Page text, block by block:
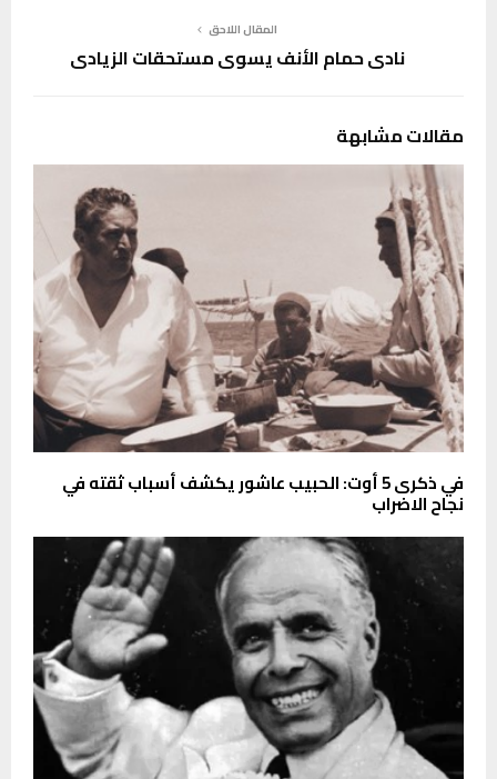
المقال اللاحق
نادي حمام الأنف يسوي مستحقات الزيادي
مقالات مشابهة
في ذكرى 5 أوت: الحبيب عاشور يكشف أسباب ثقته في
نجاح الاضراب